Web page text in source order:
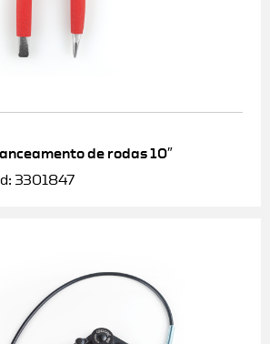
de rodas 10″
3301847